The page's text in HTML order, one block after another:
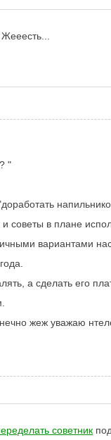
"
и советы в плане
вариантами
а сделать его
жеж уважаю
советник